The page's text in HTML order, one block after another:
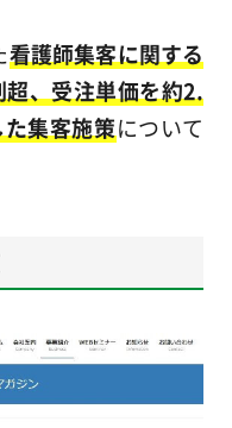
看護師集客に関する
、受注単価を約2.
集客施策について